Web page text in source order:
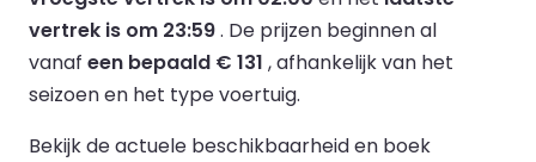
vertrek is om 23:59. De prijzen beginnen al
vanaf een bepaald € 131 , afhankelijk van het
seizoen en het type voertuig.
Bekijk de actuele beschikbaarheid en boek